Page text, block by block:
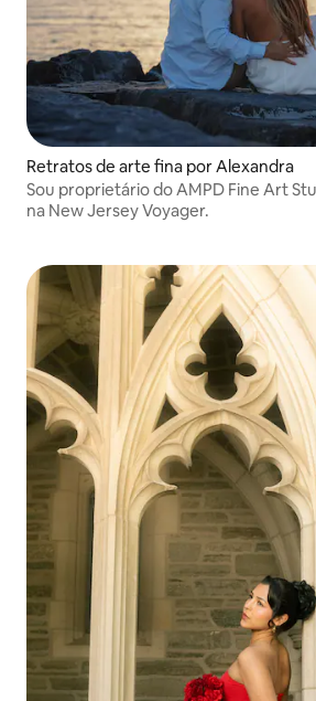
Retratos de arte fina por Alexandra
Sou proprietário do AMPD Fine Art
na New Jersey Voyager.